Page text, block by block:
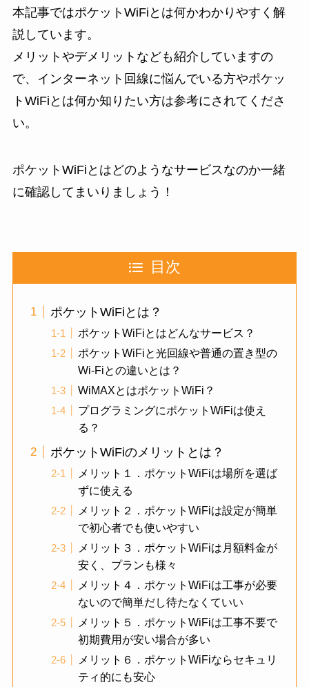
本記事ではポケットWiFiとは何かわかりやすく解
説しています。
メリットやデメリットなども紹介していますの
で、インターネット回線に悩んでいる方やポケッ
トWiFiとは何か知りたい方は参考にされてくださ
い。
ポケットWiFiとはどのようなサービスなのか一緒
に確認してまいりましょう！
目次
ポケットWiFiとは？
ポケットWiFiとはどんなサービス？
ポケットWiFiと光回線や普通の置き型の
Wi-Fiとの違いとは？
WiMAXとはポケットWiFi？
プログラミングにポケットWiFiは使え
る？
ポケットWiFiのメリットとは？
メリット１．ポケットWiFiは場所を選ば
ずに使える
メリット２．ポケットWiFiは設定が簡単
で初心者でも使いやすい
メリット３．ポケットWiFiは月額料金が
安く、プランも様々
メリット４．ポケットWiFiは工事が必要
ないので簡単だし待たなくていい
メリット５．ポケットWiFiは工事不要で
初期費用が安い場合が多い
メリット６．ポケットWiFiならセキュリ
ティ的にも安心